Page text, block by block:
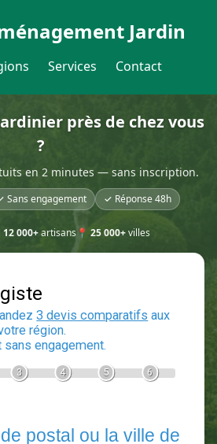
Jardin
Services Contact
près de chez vous
?
en 2 minutes — sans inscription.
Sans engagement ✓ Réponse 48h
12 000+artisans📍 25 000+villes
3 devis comparatifs